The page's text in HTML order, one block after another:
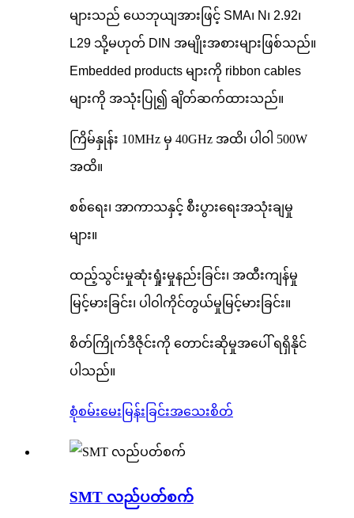
များသည် ယေဘုယျအားဖြင့် SMA၊ N၊ 2.92၊
L29 သို့မဟုတ် DIN အမျိုးအစားများဖြစ်သည်။
Embedded products များကို ribbon cables
များကို အသုံးပြု၍ ချိတ်ဆက်ထားသည်။
ကြိမ်နှုန်း 10MHz မှ 40GHz အထိ၊ ပါဝါ 500W
အထိ။
စစ်ရေး၊ အာကာသနှင့် စီးပွားရေးအသုံးချမှု
များ။
ထည့်သွင်းမှုဆုံးရှုံးမှုနည်းခြင်း၊ အထီးကျန်မှု
မြင့်မားခြင်း၊ ပါဝါကိုင်တွယ်မှုမြင့်မားခြင်း။
စိတ်ကြိုက်ဒီဇိုင်းကို တောင်းဆိုမှုအပေါ် ရရှိနိုင်
ပါသည်။
စုံစမ်းမေးမြန်းခြင်းအသေးစိတ်
SMT လည်ပတ်စက်